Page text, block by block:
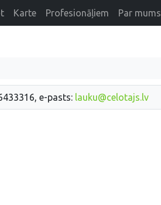
Karte Profesionāļiem Par mums
e-pasts: lauku@celotajs.lv